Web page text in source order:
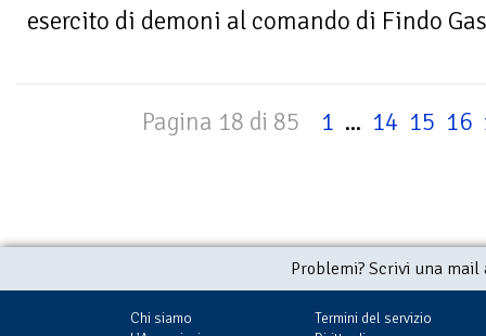
esercito di demoni al comando di Findo
Pagina 18 di 85 1 ... 14 15 16
Problemi? Scrivi una
Chi siamo
Termini del servizio